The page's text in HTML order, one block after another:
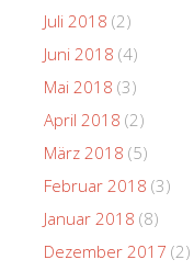
Juli 2018 (2)
Juni 2018 (4)
Mai 2018 (3)
April 2018 (2)
März 2018 (5)
Februar 2018 (3)
Januar 2018 (8)
Dezember 2017 (2)